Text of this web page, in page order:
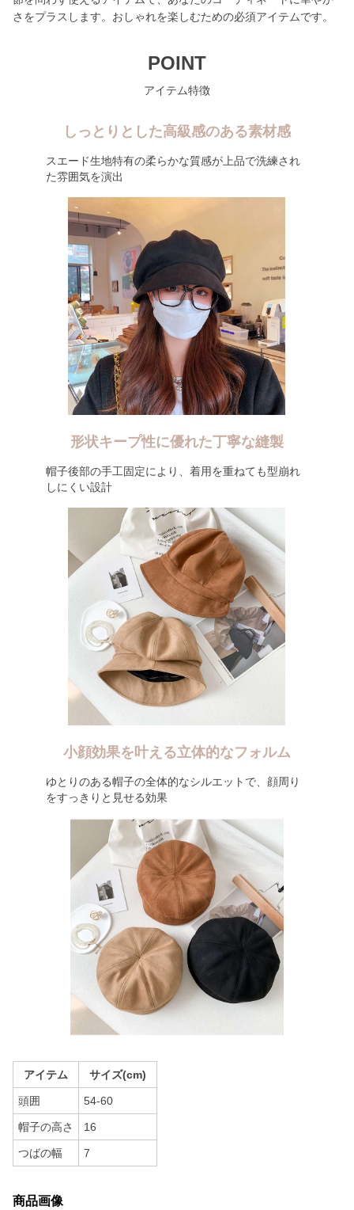
さをプラスします。おしゃれを楽しむための必須アイテムです。
POINT
アイテム特徴
しっとりとした高級感のある素材感
スエード生地特有の柔らかな質感が上品で洗練され
た雰囲気を演出
形状キープ性に優れた丁寧な縫製
帽子後部の手工固定により、着用を重ねても型崩れ
しにくい設計
小顔効果を叶える立体的なフォルム
ゆとりのある帽子の全体的なシルエットで、顔周り
をすっきりと見せる効果
アイテム サイズ(cm)
頭囲 54-60
帽子の高さ 16
つばの幅 7
商品画像